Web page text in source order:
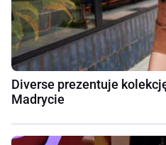
Diverse prezentuje
Madrycie